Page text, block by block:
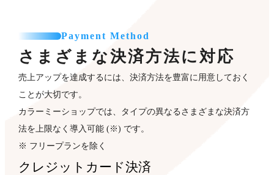
Payment Method
さまざまな決済方法に対応
売上アップを達成するには、決済方法を豊富に用意しておく
ことが大切です。
カラーミーショップでは、タイプの異なるさまざまな決済方
法を上限なく導入可能 (※) です。
※ フリープランを除く
クレジットカード決済